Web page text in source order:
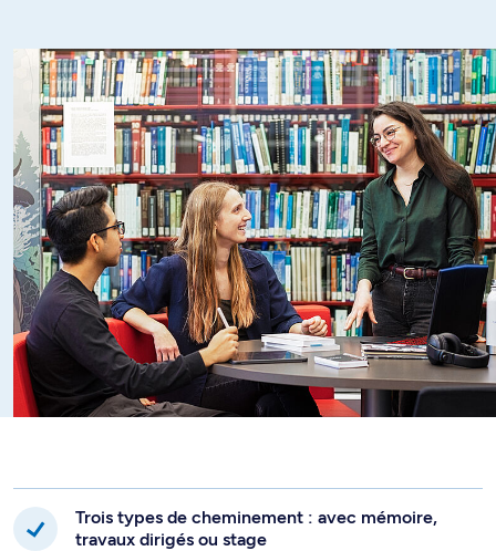
Trois types de cheminement : avec mémoire,
travaux dirigés ou stage